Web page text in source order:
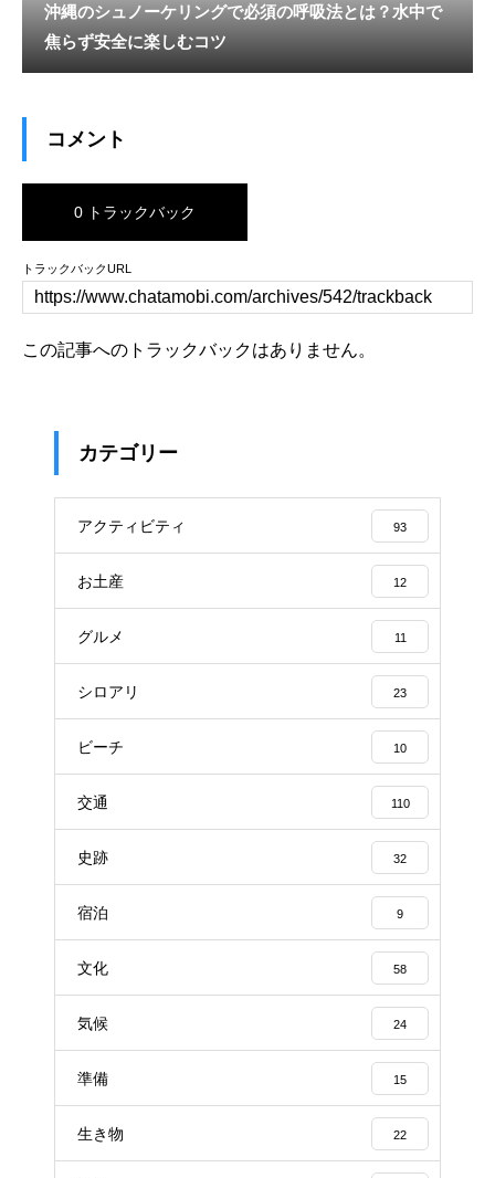
沖縄のシュノーケリングで必須の呼吸法とは？水中で
焦らず安全に楽しむコツ
コメント
0 トラックバック
トラックバックURL
この記事へのトラックバックはありません。
カテゴリー
アクティビティ 93
お土産 12
グルメ 11
シロアリ 23
ビーチ 10
交通 110
史跡 32
宿泊 9
文化 58
気候 24
準備 15
生き物 22